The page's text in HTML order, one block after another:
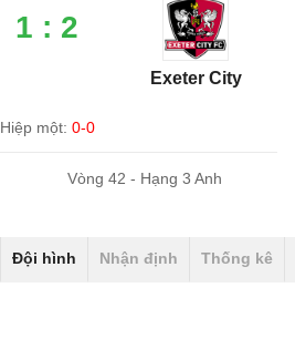
1 : 2
Exeter City
Hiệp một: 0-0
Vòng 42 - Hạng 3 Anh
Đội hình Nhận định Thống kê